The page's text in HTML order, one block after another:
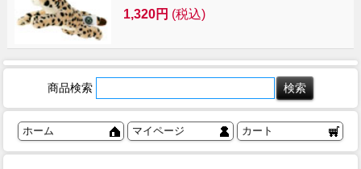
1,320円 (税込)
商品検索
ホーム マイページ カート